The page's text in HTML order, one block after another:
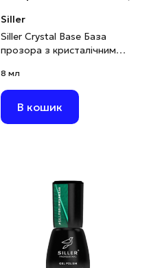
Siller
Siller Crystal Base База
прозора з кристалічним
8 мл
В кошик